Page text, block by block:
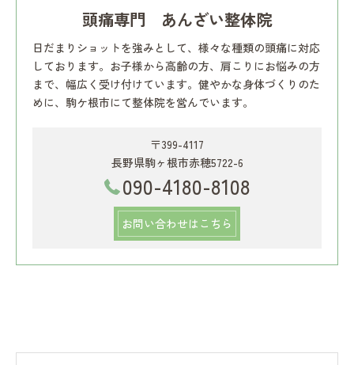
頭痛専門 あんざい整体院
日だまりショットを強みとして、様々な種類の頭痛に対応
しております。お子様から高齢の方、肩こりにお悩みの方
まで、幅広く受け付けています。健やかな身体づくりのた
めに、駒ケ根市にて整体院を営んでいます。
〒399-4117
長野県駒ヶ根市赤穂5722-6
090-4180-8108
お問い合わせはこちら